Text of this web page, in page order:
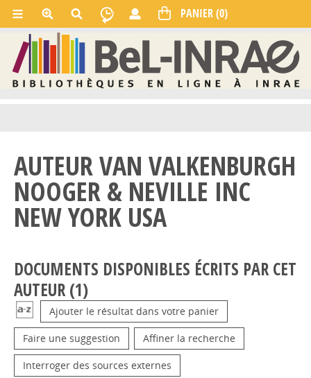
AUTEUR VAN VALKENBURGH
NOOGER & NEVILLE INC
NEW YORK USA
DOCUMENTS DISPONIBLES ÉCRITS PAR CET
AUTEUR (1)
Ajouter le résultat dans votre panier
Faire une suggestion Affiner la recherche
Interroger des sources externes